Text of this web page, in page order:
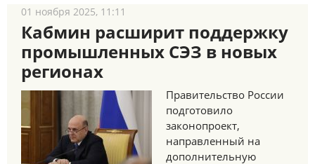
01 ноября 2025, 11:11
Кабмин расширит поддержку
промышленных СЭЗ в новых
регионах
Правительство России
подготовило
законопроект,
направленный на
дополнительную